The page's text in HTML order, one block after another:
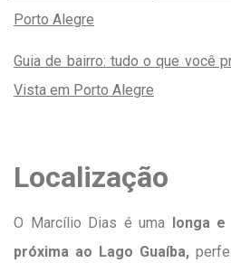
Porto Alegre
Guia de bairro: tudo o que você
Vista em Porto Alegre
Localização
O Marcílio Dias é uma longa
próxima ao Lago Guaíba,